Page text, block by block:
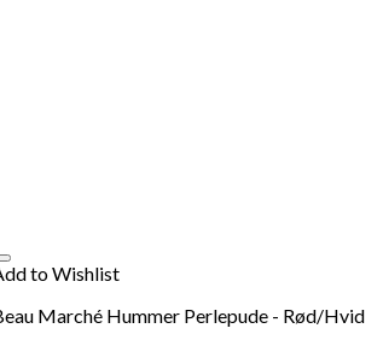
to Wishlist
Marché Hummer Perlepude - Rød/Hvid